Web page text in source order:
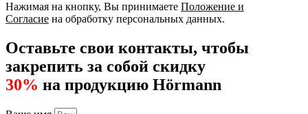
Нажимая на кнопку, Вы принимаете Положение и
Согласие на обработку персональных данных.
Оставьте свои контакты, чтобы
закрепить за собой скидку
30% на продукцию Hörmann